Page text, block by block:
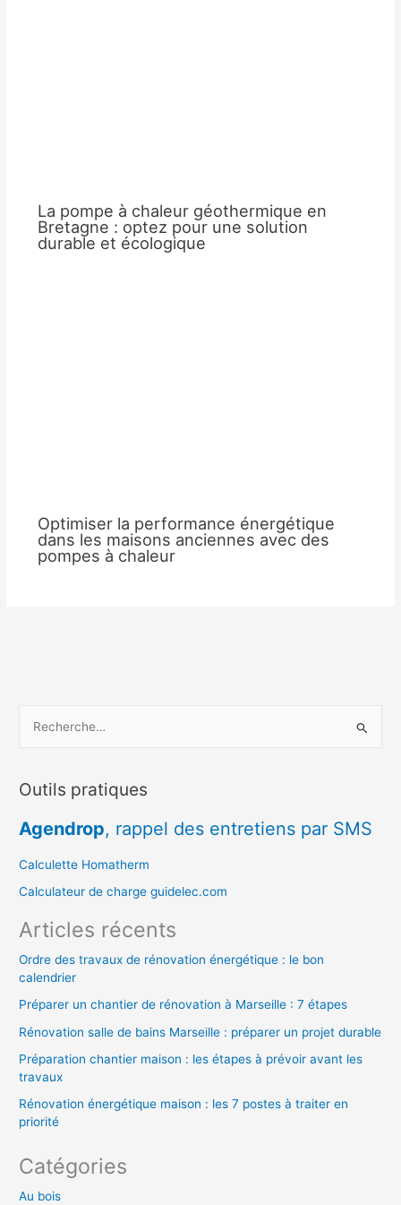
La pompe à chaleur géothermique en
Bretagne : optez pour une solution
durable et écologique
Optimiser la performance énergétique
dans les maisons anciennes avec des
pompes à chaleur
h
r
c
h
r
:
Outils pratiques
Agendrop, rappel des entretiens par SMS
Calculette Homatherm
Calculateur de charge guidelec.com
Articles récents
Ordre des travaux de rénovation énergétique : le bon
calendrier
Préparer un chantier de rénovation à Marseille : 7 étapes
Rénovation salle de bains Marseille : préparer un projet durable
Préparation chantier maison : les étapes à prévoir avant les
travaux
Rénovation énergétique maison : les 7 postes à traiter en
priorité
Catégories
Au bois